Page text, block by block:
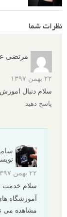
نظرات شما
مرتضی
۲۲ بهمن ۱۳۹۷
سلام دنبال
پاسخ دهید
۲۲ بهمن ۱۳۹۷
سلام خدمت
آموزشگاه
مشاهده می